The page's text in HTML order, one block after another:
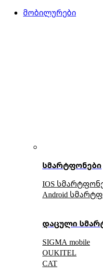
მობილურები
სმარტფონები
IOS
Android
დაცული
SIGMA mobile
OUKITEL
CAT